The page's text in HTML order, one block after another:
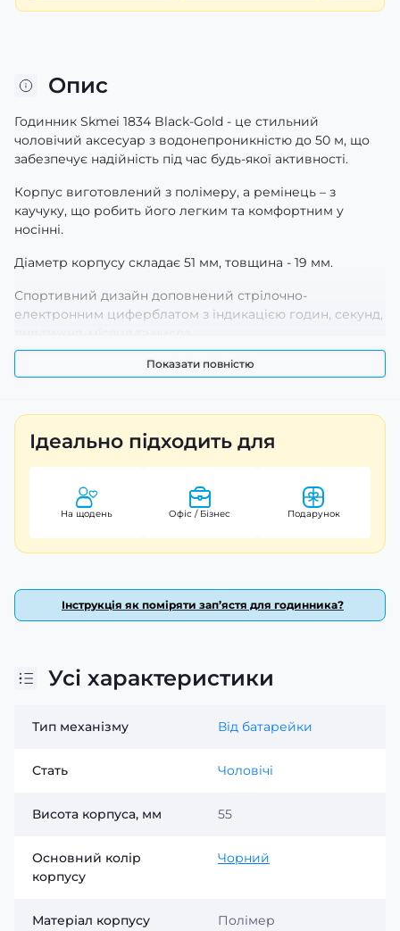
Опис
Годинник Skmei 1834 Black-Gold - це стильний
чоловічий аксесуар з водонепроникністю до 50 м, що
забезпечує надійність під час будь-якої активності.
Корпус виготовлений з полімеру, а ремінець – з
каучуку, що робить його легким та комфортним у
носінні.
Діаметр корпусу складає 51 мм, товщина - 19 мм.
Спортивний дизайн доповнений стрілочно-
електронним циферблатом з індикацією годин, секунд,
Годинник має ряд корисних функцій, таких як
Світлодіодне підсвічування полегшує користування в
темряві.
Гарантія на годинник складає 12 місяців.
Придбати його можна в класичному кольорі чорного
корпусу та чорного ремінця.
Показати повністю
Ідеально підходить для
На щодень Офіс / Бізнес Подарунок
Інструкція як поміряти зап’ястя для годинника?
Усі характеристики
Тип механізму Від батарейки
Стать Чоловічі
Висота корпуса, мм 55
Основний колір
корпусу
Чорний
Матеріал корпусу Полімер